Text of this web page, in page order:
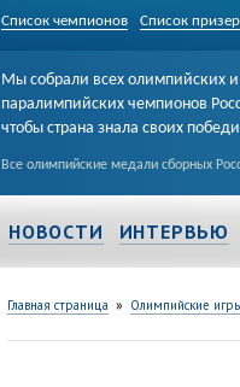
Список чемпионов Список
Мы собрали всех олимпийских и
паралимпийских чемпионов
чтобы страна знала своих
Все олимпийские медали сборных
НОВОСТИ ИНТЕРВЬЮ
Главная страница » Олимпийские